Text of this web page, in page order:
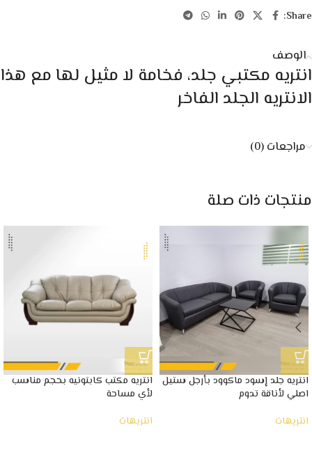
Share:
الوصف
انتريه مكتبي جلد، فخامة لا مثيل لها مع هذا
الانتريه الجلد الفاخر
مراجعات (0)
منتجات ذات صلة
انتريه جلد إسود ماكوود بأرجل ستيل
اصلي لأناقة تدوم
انتريهات
انتريه مكتب كابتونيه بحجم مناسب
لأي مساحة
انتريهات